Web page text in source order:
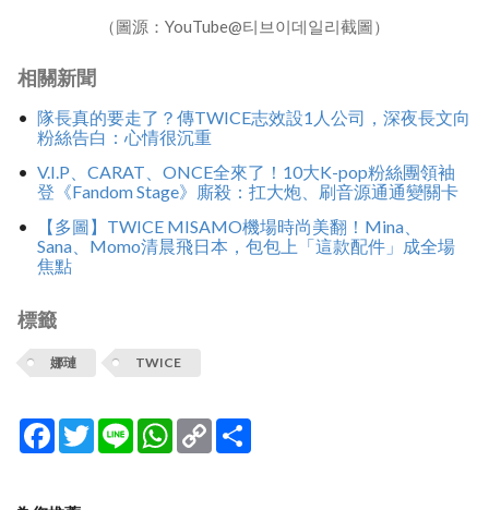
（圖源：YouTube@티브이데일리截圖）
相關新聞
隊長真的要走了？傳TWICE志效設1人公司，深夜長文向
粉絲告白：心情很沉重
V.I.P、CARAT、ONCE全來了！10大K-pop粉絲團領袖
登《Fandom Stage》廝殺：扛大炮、刷音源通通變關卡
【多圖】TWICE MISAMO機場時尚美翻！Mina、
Sana、Momo清晨飛日本，包包上「這款配件」成全場
焦點
標籤
娜璉 TWICE
Facebook
TwitterLine WhatsApp
Copy
Link